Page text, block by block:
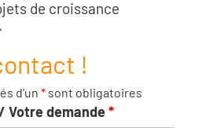
de croissance
!
d’un *sont obligatoires
Votre demande*